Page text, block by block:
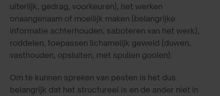
uiterlijk, gedrag, voorkeuren), het werken
onaangenaam of moeilijk maken (belangrijke
informatie achterhouden, saboteren van het werk),
roddelen, toepassen lichamelijk geweld (duwen,
vasthouden, opsluiten, met spullen gooien).
Om te kunnen spreken van pesten is het dus
belangrijk dat het structureel is en de ander niet in